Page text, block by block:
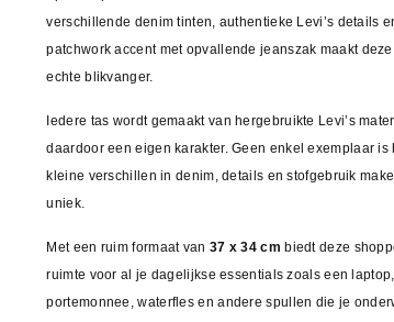
verschillende denim tinten, authentieke Levi’s details
patchwork accent met opvallende jeanszak maakt
echte blikvanger.
Iedere tas wordt gemaakt van hergebruikte Levi’s
daardoor een eigen karakter. Geen enkel exemplaar
kleine verschillen in denim, details en stofgebruik
uniek.
Met een ruim formaat van 37 x 34 cm biedt deze
ruimte voor al je dagelijkse essentials zoals een
portemonnee, waterfles en andere spullen die je